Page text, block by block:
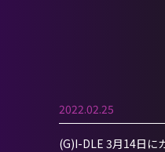
2022.02.25
(G)I-DLE 3月14日に